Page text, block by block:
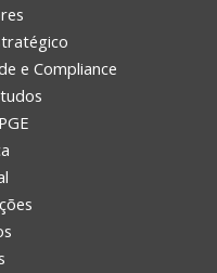
e Compliance